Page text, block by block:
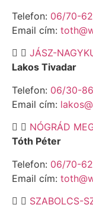
Telefon: 06/70-
Email cím:
JÁSZ-
Lakos Tivadar
Telefon: 06/30-
Email cím:
NÓGRÁD
Tóth Péter
Telefon: 06/70-
Email cím:
SZABOLCS-